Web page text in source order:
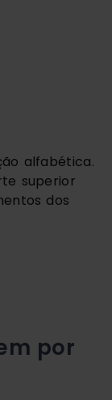
alfabética.
superior
dos
por